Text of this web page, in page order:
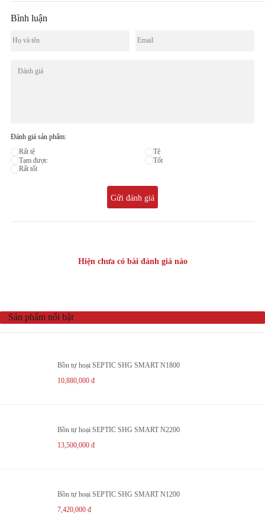
Bình luận
Đánh giá sản phẩm:
Rất tệ
Tệ
Tạm được
Tốt
Rất tốt
Gửi đánh giá
Hiện chưa có bài đánh giá nào
Sản phẩm nổi bật
Bồn tự hoại SEPTIC SHG SMART N1800
10,880,000đ
Bồn tự hoại SEPTIC SHG SMART N2200
13,500,000đ
Bồn tự hoại SEPTIC SHG SMART N1200
7,420,000đ